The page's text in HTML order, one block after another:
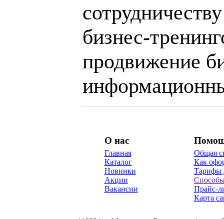
бизнес-
продвижение
О нас
Главная
Каталог
Новинки
Акции
Вакансии
Общая
Как
Тарифы
Прайс-
Карта